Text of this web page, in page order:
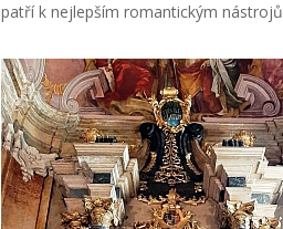
patří k nejlepším romantickým